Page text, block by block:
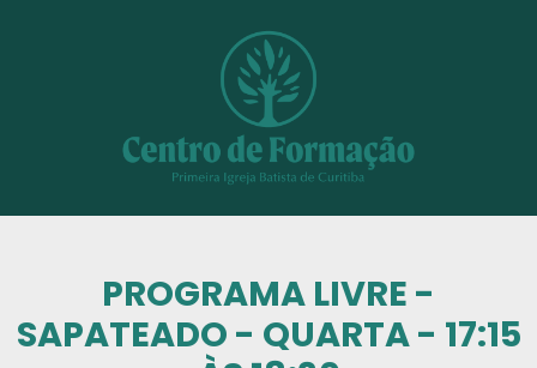
PROGRAMA LIVRE -
SAPATEADO - QUARTA - 17:15